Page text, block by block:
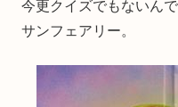
今更クイズでもないん
サンフェアリー。